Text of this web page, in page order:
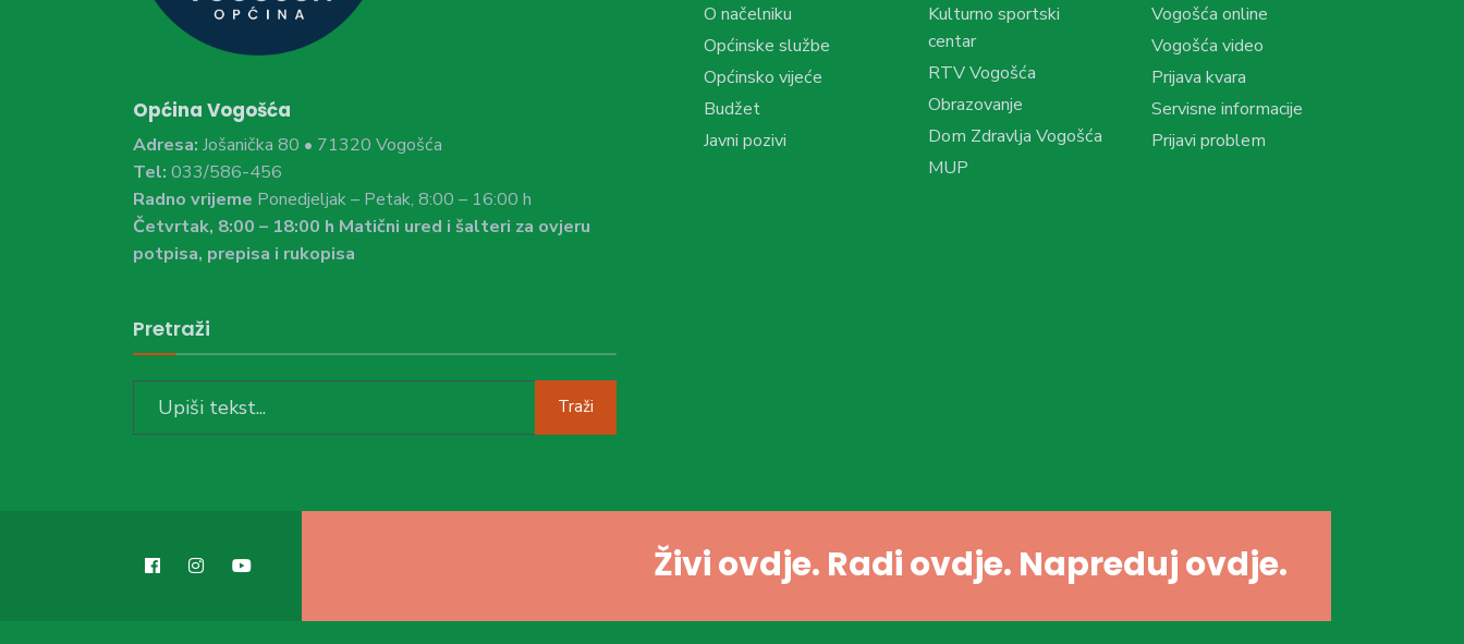
Općina Vogošća
Adresa: Jošanička 80 • 71320 Vogošća
Tel: 033/586-456
Radno vrijeme Ponedjeljak – Petak, 8:00 – 16:00 h
Četvrtak, 8:00 – 18:00 h Matični ured i šalteri za ovjeru
potpisa, prepisa i rukopisa
Pretraži
Traži
O načelniku
Općinske službe
Općinsko vijeće
Budžet
Javni pozivi
Kulturno sportski
centar
RTV Vogošća
Obrazovanje
Dom Zdravlja Vogošća
MUP
Vogošća online
Vogošća video
Prijava kvara
Servisne informacije
Prijavi problem
Živi ovdje. Radi ovdje. Napreduj ovdje.